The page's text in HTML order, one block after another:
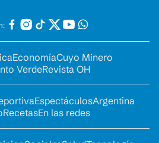
EconomíaCuyo Minero
VerdeRevista OH
EspectáculosArgentina
RecetasEn las redes